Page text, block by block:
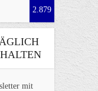
2.879
mit